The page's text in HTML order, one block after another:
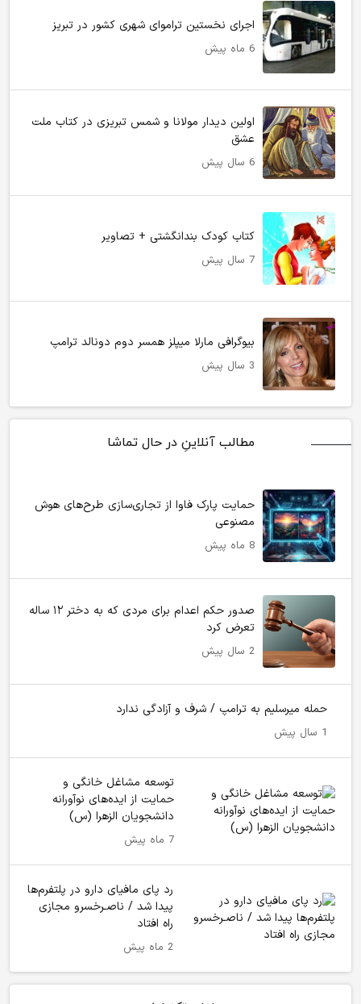
اجرای نخستین تراموای شهری کشور در تبریز
6 ماه پیش
اولین دیدار مولانا و شمس تبریزی در کتاب ملت
عشق
6 سال پیش
کتاب کودک بندانگشتی + تصاویر
7 سال پیش
بیوگرافی مارلا میپلز همسر دوم دونالد ترامپ
3 سال پیش
مطالب آنلاینِ در حال تماشا
حمایت پارک فاوا از تجاری‌سازی طرح‌های هوش
مصنوعی
8 ماه پیش
صدور حکم اعدام برای مردی که به دختر ۱۲ ساله
تعرض کرد
2 سال پیش
حمله میرسلیم به ترامپ / شرف و آزادگی ندارد
1 سال پیش
توسعه مشاغل خانگی و
حمایت از ایده‌های نوآورانه
دانشجویان الزهرا (س)
7 ماه پیش
رد پای مافیای دارو در پلتفرم‌ها
پیدا شد / ناصـرخسرو مجازی
راه افتاد
2 ماه پیش